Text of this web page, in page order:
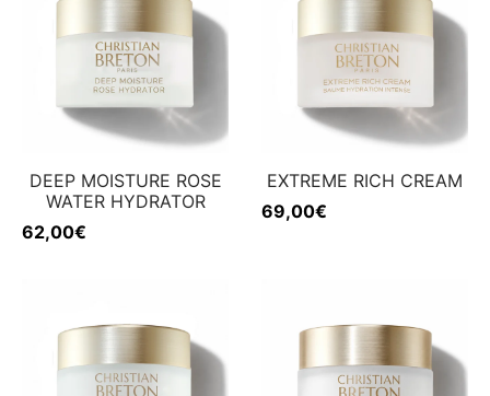
DEEP MOISTURE ROSE
WATER HYDRATOR
62,00€
EXTREME RICH CREAM
69,00€